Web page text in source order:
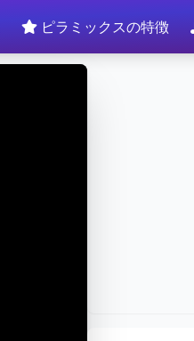
ピラミックスの特徴